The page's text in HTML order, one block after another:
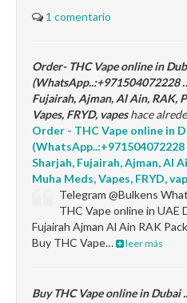
1 comentario
Order- THC Vape online in
(WhatsApp..:+971504072228
Fujairah, Ajman, Al Ain, RAK,
Vapes, FRYD, vapeshace
Order - THC Vape online in
Sharjah, Fujairah, Ajman, Al
Muha Meds, Vapes, FRYD,
Telegram @Bulkens
THC Vape online in UAE
Fujairah Ajman Al Ain RAK
Buy THC Vape…
leer más
Buy THC Vape online in Dubai ..